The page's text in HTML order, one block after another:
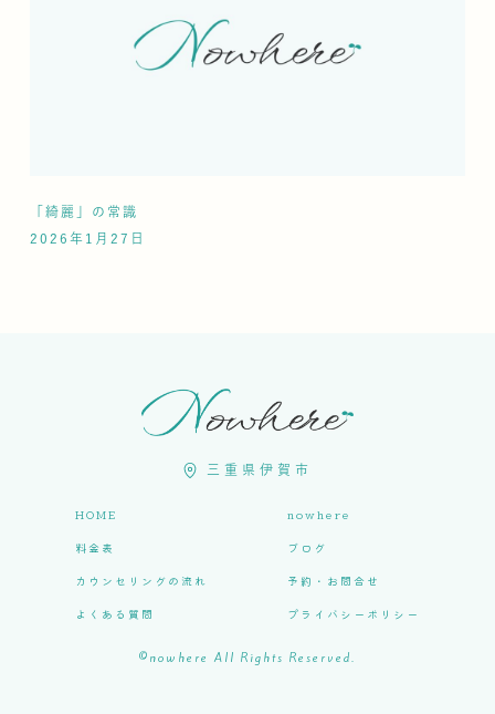
「綺麗」の常識
2026年1月27日
三重県伊賀市
HOME
料金表
カウンセリングの流れ
よくある質問
nowhere
ブログ
予約・お問合せ
プライバシーポリシー
©nowhere All Rights Reserved.